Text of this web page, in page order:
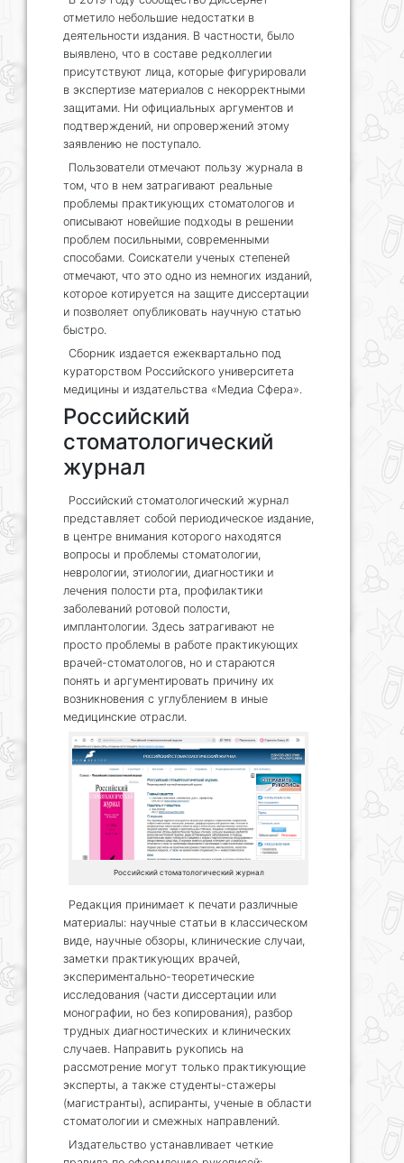
отметило небольшие недостатки в
деятельности издания. В частности, было
выявлено, что в составе редколлегии
присутствуют лица, которые фигурировали
в экспертизе материалов с некорректными
защитами. Ни официальных аргументов и
подтверждений, ни опровержений этому
заявлению не поступало.
Пользователи отмечают пользу журнала в
том, что в нем затрагивают реальные
проблемы практикующих стоматологов и
описывают новейшие подходы в решении
проблем посильными, современными
способами. Соискатели ученых степеней
отмечают, что это одно из немногих изданий,
которое котируется на защите диссертации
и позволяет опубликовать научную статью
быстро.
Сборник издается ежеквартально под
кураторством Российского университета
медицины и издательства «Медиа Сфера».
Российский
стоматологический
журнал
Российский стоматологический журнал
представляет собой периодическое издание,
в центре внимания которого находятся
вопросы и проблемы стоматологии,
неврологии, этиологии, диагностики и
лечения полости рта, профилактики
заболеваний ротовой полости,
имплантологии. Здесь затрагивают не
просто проблемы в работе практикующих
врачей-стоматологов, но и стараются
понять и аргументировать причину их
возникновения с углублением в иные
медицинские отрасли.
Российский стоматологический журнал
Редакция принимает к печати различные
материалы: научные статьи в классическом
виде, научные обзоры, клинические случаи,
заметки практикующих врачей,
экспериментально-теоретические
исследования (части диссертации или
монографии, но без копирования), разбор
трудных диагностических и клинических
случаев. Направить рукопись на
рассмотрение могут только практикующие
эксперты, а также студенты-стажеры
(магистранты), аспиранты, ученые в области
стоматологии и смежных направлений.
Издательство устанавливает четкие